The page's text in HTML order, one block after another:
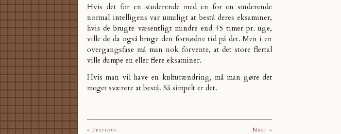
Hvis det for en studerende med en for en studerende
normal intelligens var umuligt at bestå deres eksaminer,
hvis de brugte væsentligt mindre end 45 timer pr. uge,
ville de da også bruge den fornødne tid på det. Men i en
overgangsfase må man nok forvente, at det store flertal
ville dumpe en eller flere eksaminer.
Hvis man vil have en kulturændring, må man gøre det
meget sværere at bestå. Så simpelt er det.
« Previous Next »